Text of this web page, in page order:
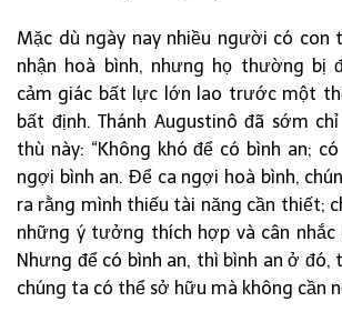
Mặc dù ngày nay nhiều người có con
nhận hoà bình, nhưng họ thường bị
cảm giác bất lực lớn lao trước một
bất định. Thánh Augustinô đã sớm
thù này: “Không khó để có bình an;
ngợi bình an. Để ca ngợi hoà bình,
ra rằng mình thiếu tài năng cần thiết;
những ý tưởng thích hợp và cân nhắc
Nhưng để có bình an, thì bình an ở đó,
chúng ta có thể sở hữu mà không cần